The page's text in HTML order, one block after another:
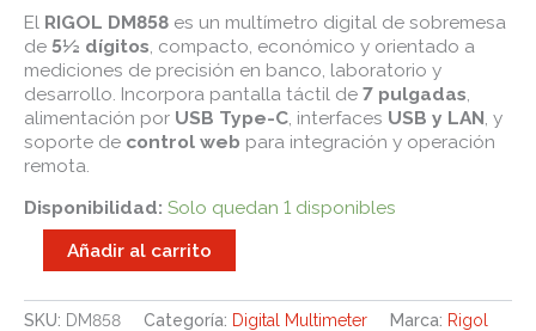
El RIGOL DM858 es un multímetro digital de sobremesa
de 5½ dígitos, compacto, económico y orientado a
mediciones de precisión en banco, laboratorio y
desarrollo. Incorpora pantalla táctil de 7 pulgadas,
alimentación por USB Type-C, interfaces USB y LAN, y
soporte de control web para integración y operación
remota.
Disponibilidad: Solo quedan 1 disponibles
Añadir al carrito
SKU: DM858 Categoría: Digital Multimeter Marca: Rigol